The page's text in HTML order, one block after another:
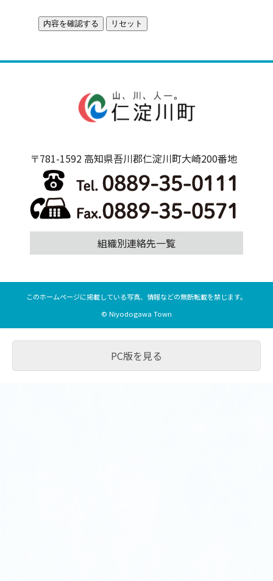
〒781-1592 高知県吾川郡仁淀川町大崎200番地
組織別連絡先一覧
このホームページに掲載している写真、情報などの無断転載を禁じます。
© Niyodogawa Town
PC版を見る